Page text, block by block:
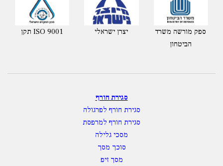
תקן ISO 9001 יצרן ישראלי
ספק מורשה משרד
הביטחון
סגירת חורף
סגירת חורף לפרגולה
סגירת חורף למרפסת
מסכי גלילה
סוכך מסך
מסך זיפ